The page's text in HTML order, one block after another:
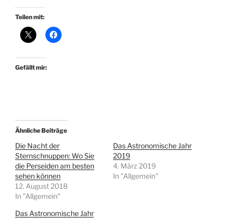
Teilen mit:
Gefällt mir:
Ähnliche Beiträge
Die Nacht der
Sternschnuppen: Wo Sie
die Perseiden am besten
sehen können
12. August 2018
In "Allgemein"
Das Astronomische Jahr
2019
4. März 2019
In "Allgemein"
Das Astronomische Jahr